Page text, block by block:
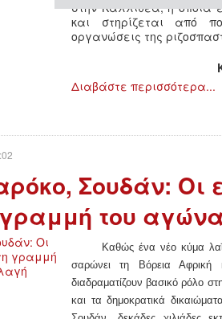
στην Καλλιθέα, η οποία
και στηρίζεται από
οργανώσεις της
Διαβάστε περισσότερα...
Σουδάν: Οι
του
Καθώς ένα νέο κύμα
σαρώνει τη Βόρεια Αφρική
διαδραματίζουν βασικό ρόλο
και τα δημοκρατικά